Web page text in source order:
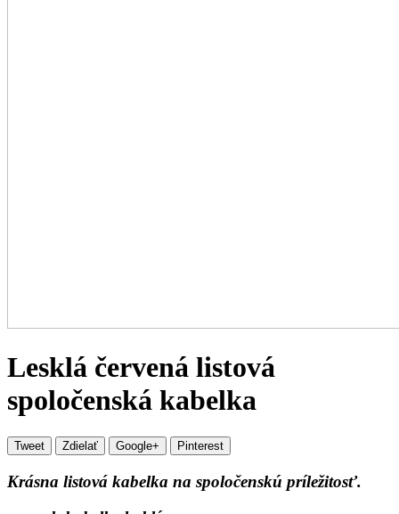
Lesklá červená listová
spoločenská kabelka
Tweet Zdielať Google+ Pinterest
Krásna listová kabelka na spoločenskú príležitosť.